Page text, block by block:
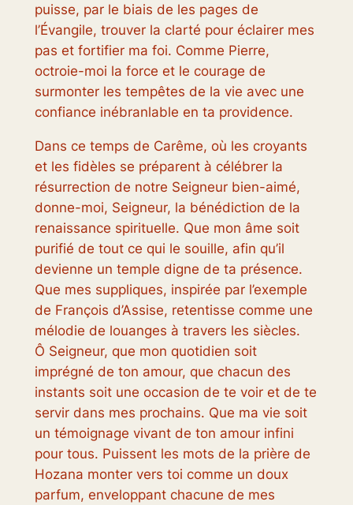
puisse, par le biais de les pages de
l’Évangile, trouver la clarté pour éclairer mes
pas et fortifier ma foi. Comme Pierre,
octroie-moi la force et le courage de
surmonter les tempêtes de la vie avec une
confiance inébranlable en ta providence.
Dans ce temps de Carême, où les croyants
et les fidèles se préparent à célébrer la
résurrection de notre Seigneur bien-aimé,
donne-moi, Seigneur, la bénédiction de la
renaissance spirituelle. Que mon âme soit
purifié de tout ce qui le souille, afin qu’il
devienne un temple digne de ta présence.
Que mes suppliques, inspirée par l’exemple
de François d’Assise, retentisse comme une
mélodie de louanges à travers les siècles.
Ô Seigneur, que mon quotidien soit
imprégné de ton amour, que chacun des
instants soit une occasion de te voir et de te
servir dans mes prochains. Que ma vie soit
un témoignage vivant de ton amour infini
pour tous. Puissent les mots de la prière de
Hozana monter vers toi comme un doux
parfum, enveloppant chacune de mes